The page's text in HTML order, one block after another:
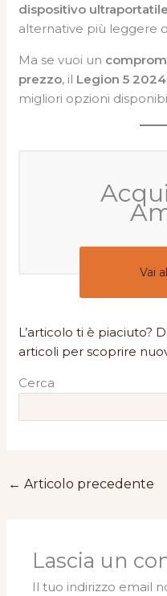
dispositivo ultraportatile
alternative più leggere
Ma se vuoi un
prezzo, il Legion 5 2024
migliori opzioni
Vai
L’articolo ti è piaciuto?
articoli per scoprire
Cerca
← Articolo precedente
Lascia un
Il tuo indirizzo email